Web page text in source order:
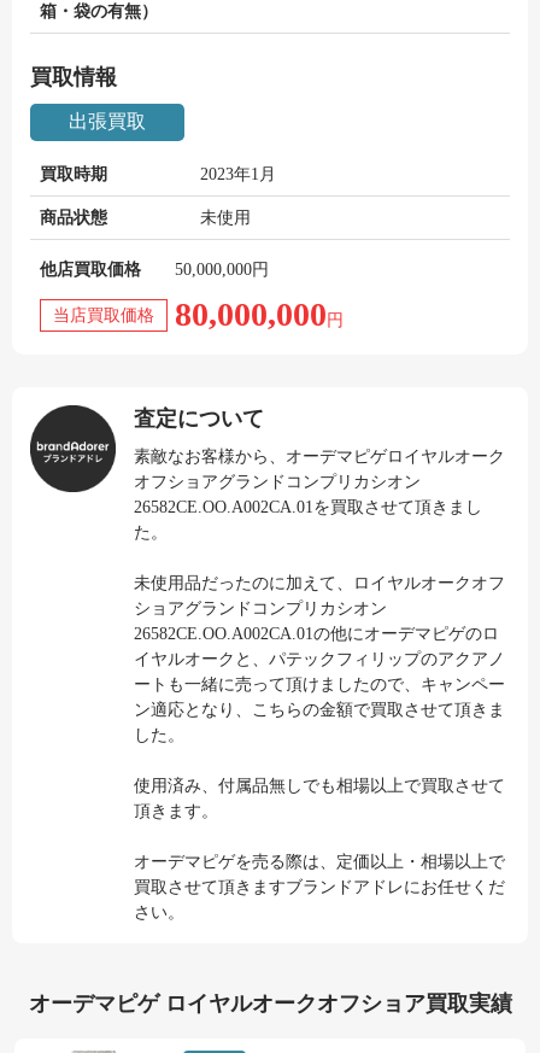
箱・袋の有無）
買取情報
出張買取
買取時期 2023年1月
商品状態 未使用
他店買取価格 50,000,000円
当店買取価格 80,000,000 円
査定について
素敵なお客様から、オーデマピゲロイヤルオーク
オフショアグランドコンプリカシオン
26582CE.OO.A002CA.01を買取させて頂きまし
た。
未使用品だったのに加えて、ロイヤルオークオフ
ショアグランドコンプリカシオン
26582CE.OO.A002CA.01の他にオーデマピゲのロ
イヤルオークと、パテックフィリップのアクアノ
ートも一緒に売って頂けましたので、キャンペー
ン適応となり、こちらの金額で買取させて頂きま
した。
使用済み、付属品無しでも相場以上で買取させて
頂きます。
オーデマピゲを売る際は、定価以上・相場以上で
買取させて頂きますブランドアドレにお任せくだ
さい。
オーデマピゲ ロイヤルオークオフショア買取実績